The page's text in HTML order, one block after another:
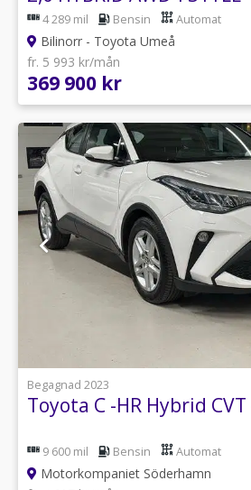
4 289 mil Bensin Automat
Bilinorr - Toyota Umeå
fr. 5 993 kr/mån
369 900 kr
Begagnad 2023
Toyota C -HR Hybrid
9 600 mil Bensin Automat
Motorkompaniet Söderhamn